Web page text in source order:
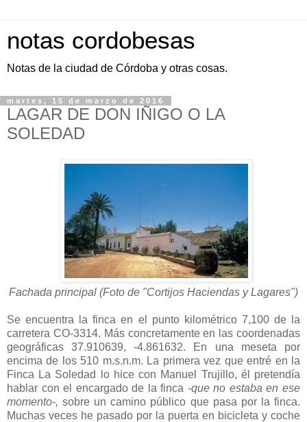
notas cordobesas
Notas de la ciudad de Córdoba y otras cosas.
martes, 15 de marzo de 2016
LAGAR DE DON IÑIGO O LA
SOLEDAD
Fachada principal (Foto de "Cortijos Haciendas y Lagares")
Se encuentra la finca en el punto kilométrico 7,100 de la
carretera CO-3314. Más concretamente en las coordenadas
geográficas 37.910639, -4.861632. En una meseta por
encima de los 510 m.s.n.m. La primera vez que entré en la
Finca La Soledad lo hice con Manuel Trujillo, él pretendía
hablar con el encargado de la finca -que no estaba en ese
momento-, sobre un camino público que pasa por la finca.
Muchas veces he pasado por la puerta en bicicleta y coche